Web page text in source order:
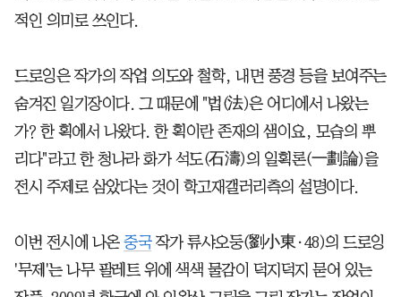
적인 의미로 쓰인다.
드로잉은 작가의 작업 의도와 철학, 내면 풍경 등을 보여주는
숨겨진 일기장이다. 그 때문에 "법(法)은 어디에서 나왔는
가? 한 획에서 나왔다. 한 획이란 존재의 샘이요, 모습의 뿌
리다"라고 한 청나라 화가 석도(石濤)의 일획론(一劃論)을
전시 주제로 삼았다는 것이 학고재갤러리측의 설명이다.
이번 전시에 나온 중국작가 류샤오둥(劉小東·48)의 드로잉
'무제'는 나무 팔레트 위에 색색 물감이 덕지덕지 묻어 있는